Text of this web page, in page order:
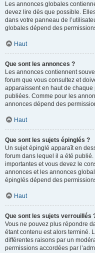
Les annonces globales
devez lire dès que possible.
dans votre panneau de
globales dépend des
Haut
Que sont les annonces ?
Les annonces contiennent
forum que vous consultez et
apparaissent en haut de
publiées. Comme pour les
annonces dépend des
Haut
Que sont les sujets épinglés ?
Un sujet épinglé apparaît en
forum dans lequel il a été
importantes et vous devez le
annonces et les annonces
épinglés dépend des
Haut
Que sont les sujets verrouillés
Vous ne pouvez plus répondre
étant contenu est alors terminé.
différentes raisons par un
permissions accordées par